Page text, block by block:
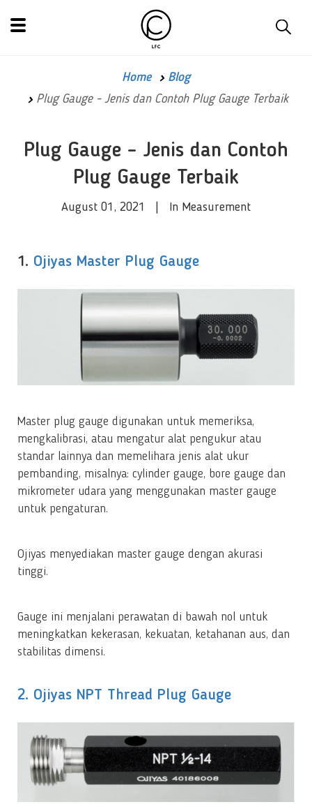
Home
Blog
Plug Gauge - Jenis dan Contoh Plug Gauge Terbaik
Plug Gauge - Jenis dan Contoh
Plug Gauge Terbaik
August 01, 2021 | In Measurement
1. Ojiyas Master Plug Gauge
Master plug gauge digunakan untuk memeriksa,
mengkalibrasi, atau mengatur alat pengukur atau
standar lainnya dan memelihara jenis alat ukur
pembanding, misalnya: cylinder gauge, bore gauge dan
mikrometer udara yang menggunakan master gauge
untuk pengaturan.
Ojiyas menyediakan master gauge dengan akurasi
tinggi.
Gauge ini menjalani perawatan di bawah nol untuk
meningkatkan kekerasan, kekuatan, ketahanan aus, dan
stabilitas dimensi.
2. Ojiyas NPT Thread Plug Gauge